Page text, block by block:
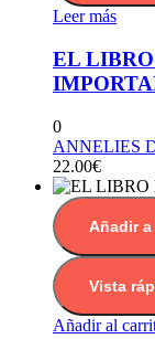
Leer más
EL
0
ANNELIES
22.00€
Añadir
Vista
Añadir al